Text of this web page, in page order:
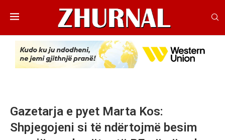
Gazetarja e pyet Marta Kos:
Shpjegojeni si të ndërtojmë besim